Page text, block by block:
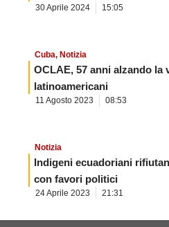
30 Aprile 2024 15:05
Cuba, Notizia
OCLAE, 57 anni alzando la
latinoamericani
11 Agosto 2023 08:53
Notizia
Indigeni ecuadoriani
con favori politici
24 Aprile 2023 21:31